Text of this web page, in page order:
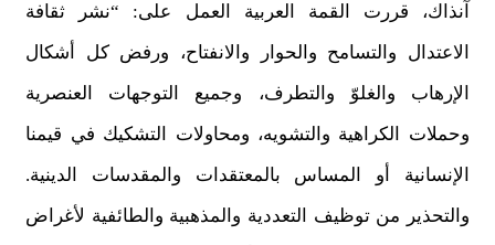
آنذاك، قررت القمة العربية العمل على: “نشر ثقافة
الاعتدال والتسامح والحوار والانفتاح، ورفض كل أشكال
الإرهاب والغلوّ والتطرف، وجميع التوجهات العنصرية
وحملات الكراهية والتشويه، ومحاولات التشكيك في قيمنا
الإنسانية أو المساس بالمعتقدات والمقدسات الدينية.
والتحذير من توظيف التعددية والمذهبية والطائفية لأغراض